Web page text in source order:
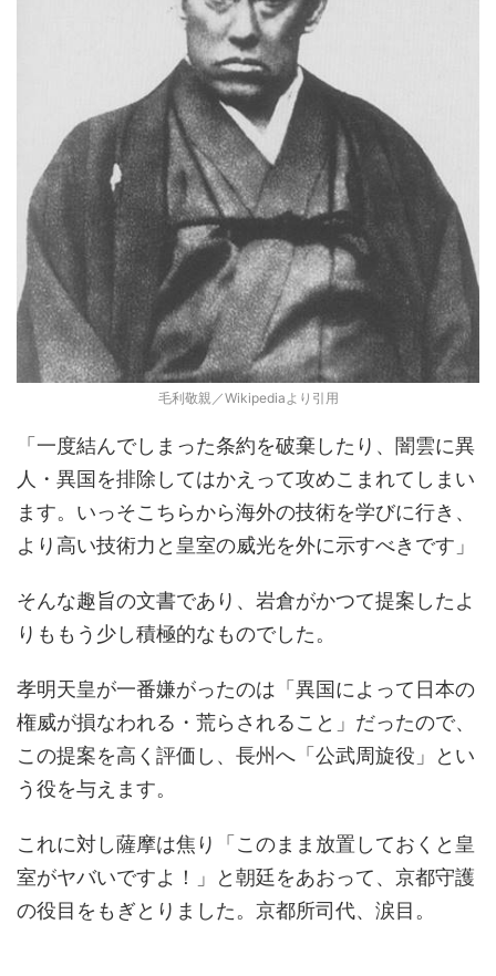
毛利敬親／Wikipediaより引用
「一度結んでしまった条約を破棄したり、闇雲に異
人・異国を排除してはかえって攻めこまれてしまい
ます。いっそこちらから海外の技術を学びに行き、
より高い技術力と皇室の威光を外に示すべきです」
そんな趣旨の文書であり、岩倉がかつて提案したよ
りももう少し積極的なものでした。
孝明天皇が一番嫌がったのは「異国によって日本の
権威が損なわれる・荒らされること」だったので、
この提案を高く評価し、長州へ「公武周旋役」とい
う役を与えます。
これに対し薩摩は焦り「このまま放置しておくと皇
室がヤバいですよ！」と朝廷をあおって、京都守護
の役目をもぎとりました。京都所司代、涙目。